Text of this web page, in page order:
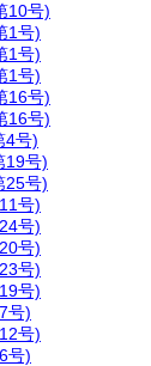
10号)
1号)
1号)
1号)
16号)
16号)
4号)
19号)
25号)
号)
号)
号)
号)
号)
号)
号)
号)